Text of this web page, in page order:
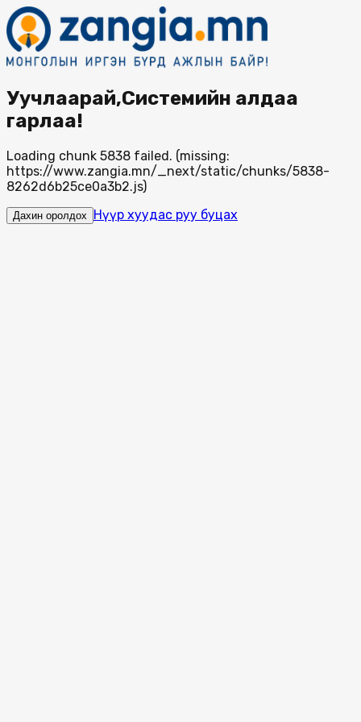
Уучлаарай,Системийн алдаа
гарлаа!
Loading chunk 5838 failed. (missing:
https://www.zangia.mn/_next/static/chunks/5838-
8262d6b25ce0a3b2.js)
Дахин оролдох Нүүр хуудас руу буцах